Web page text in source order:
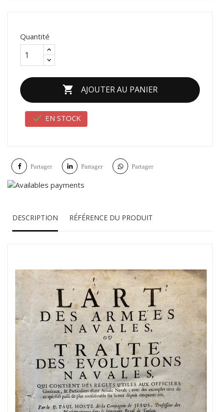
Quantité
 AJOUTER AU PANIER
 EN STOCK
Partager Partager Partager
DESCRIPTION RÉFÉRENCE DU PRODUIT